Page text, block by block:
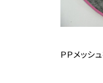
ＰＰメッシ